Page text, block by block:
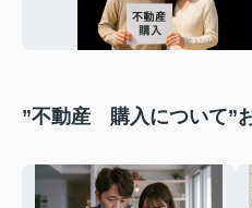
”不動産 購入について”